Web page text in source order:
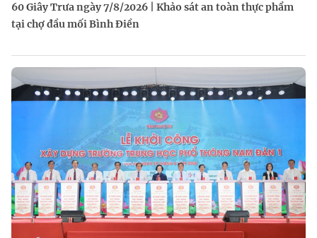
60 Giây Trưa ngày 7/8/2026 | Khảo sát an toàn thực phẩm
tại chợ đầu mối Bình Điền